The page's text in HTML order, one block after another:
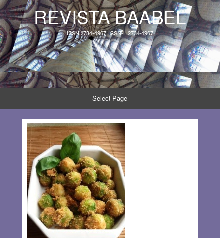
REVISTA BAABEL
ISSN 2734-4967, ISSN-L 2734-4967
Select Page